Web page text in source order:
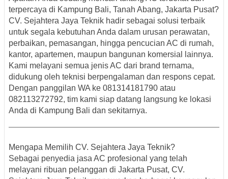
terpercaya di Kampung Bali, Tanah Abang, Jakarta Pusat?
CV. Sejahtera Jaya Teknik hadir sebagai solusi terbaik
untuk segala kebutuhan Anda dalam urusan perawatan,
perbaikan, pemasangan, hingga pencucian AC di rumah,
kantor, apartemen, maupun bangunan komersial lainnya.
Kami melayani semua jenis AC dari brand ternama,
didukung oleh teknisi berpengalaman dan respons cepat.
Dengan panggilan WA ke 081314181790 atau
082113272792, tim kami siap datang langsung ke lokasi
Anda di Kampung Bali dan sekitarnya.
Mengapa Memilih CV. Sejahtera Jaya Teknik?
Sebagai penyedia jasa AC profesional yang telah
melayani ribuan pelanggan di Jakarta Pusat, CV.